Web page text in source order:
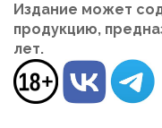
Издание может
продукцию,
лет.